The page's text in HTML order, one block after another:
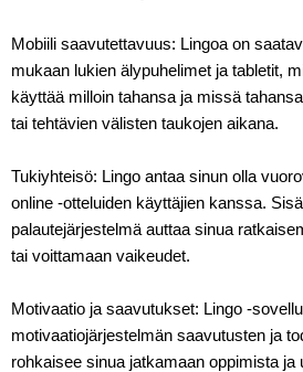
Mobiili saavutettavuus: Lingoa on
mukaan lukien älypuhelimet ja tabletit,
käyttää milloin tahansa ja missä
tai tehtävien välisten taukojen aikana.
Tukiyhteisö: Lingo antaa sinun olla
online -otteluiden käyttäjien kanssa.
palautejärjestelmä auttaa sinua
tai voittamaan vaikeudet.
Motivaatio ja saavutukset: Lingo -
motivaatiojärjestelmän saavutusten ja
rohkaisee sinua jatkamaan oppimista ja